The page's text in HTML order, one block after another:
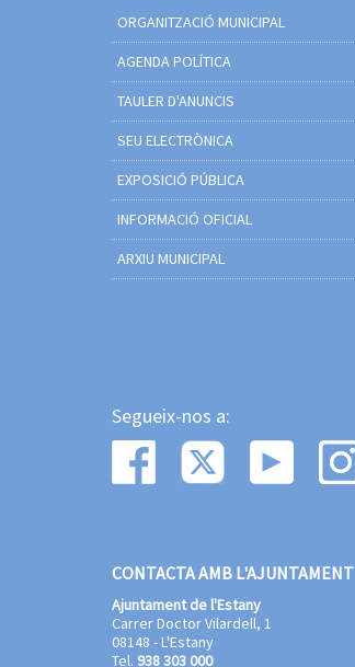
ORGANITZACIÓ MUNICIPAL
AGENDA POLÍTICA
TAULER D'ANUNCIS
SEU ELECTRÒNICA
EXPOSICIÓ PÚBLICA
INFORMACIÓ OFICIAL
ARXIU MUNICIPAL
Segueix-nos a:
CONTACTA AMB L'AJUNTAMENT
Ajuntament de l'Estany
Carrer Doctor Vilardell, 1
08148 - L'Estany
Tel. 938 303 000